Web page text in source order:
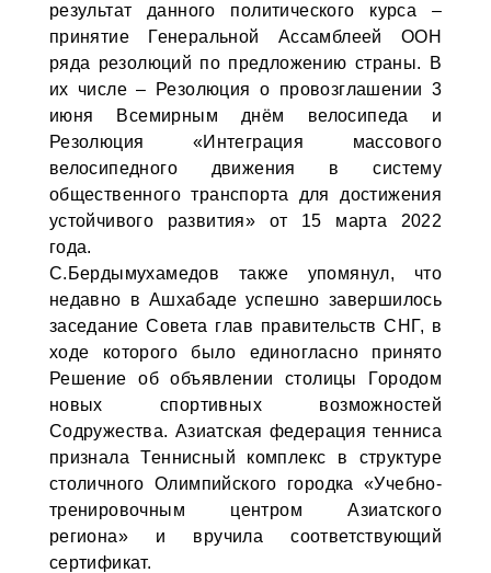
результат данного политического курса –
принятие Генеральной Ассамблеей ООН
ряда резолюций по предложению страны. В
их числе – Резолюция о провозглашении 3
июня Всемирным днём велосипеда и
Резолюция «Интеграция массового
велосипедного движения в систему
общественного транспорта для достижения
устойчивого развития» от 15 марта 2022
года.
С.Бердымухамедов также упомянул, что
недавно в Ашхабаде успешно завершилось
заседание Совета глав правительств СНГ, в
ходе которого было единогласно принято
Решение об объявлении столицы Городом
новых спортивных возможностей
Содружества. Азиатская федерация тенниса
признала Теннисный комплекс в структуре
столичного Олимпийского городка «Учебно-
тренировочным центром Азиатского
региона» и вручила соответствующий
сертификат.